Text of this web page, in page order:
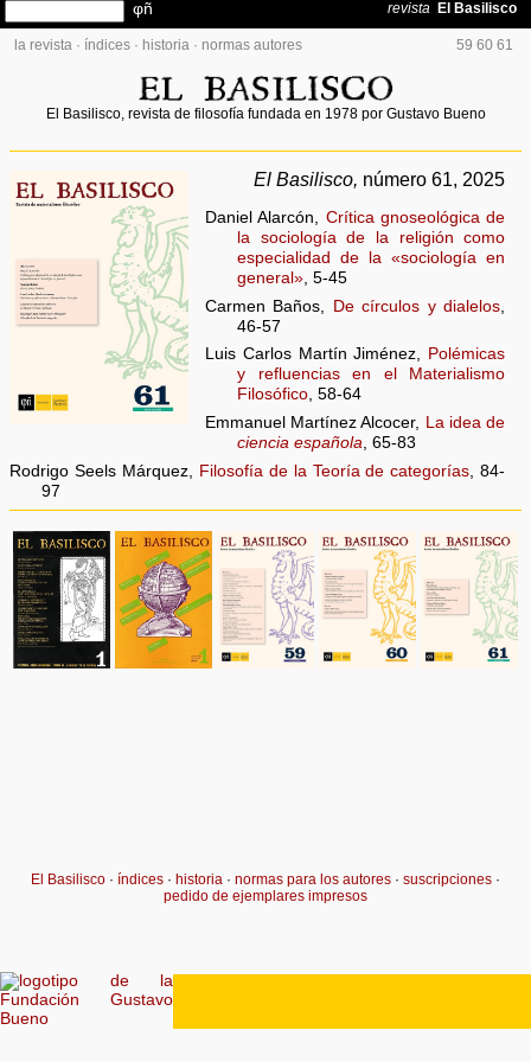
la revista · índices · historia · normas autores 59 60 61
El Basilisco, revista de filosofía fundada en 1978 por Gustavo Bueno
El Basilisco, número 61, 2025
Daniel Alarcón, Crítica gnoseológica de
la sociología de la religión como
especialidad de la «sociología en
general» , 5-45
Carmen Baños, De círculos y dialelos
46-57
Luis Carlos Martín Jiménez, Polémicas
y refluencias en el Materialismo
Filosófico, 58-64
Emmanuel Martínez Alcocer, La idea de
ciencia española, 65-83
Rodrigo Seels Márquez, Filosofía de la Teoría de categorías, 84-
97
El Basilisco · índices · historia · normas para los autores · suscripciones ·
pedido de ejemplares impresos